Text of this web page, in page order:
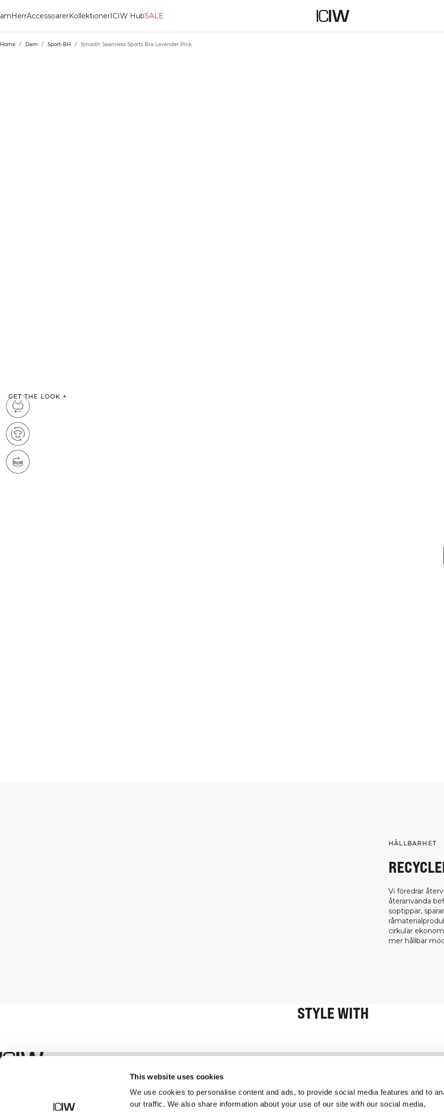
This website uses cookies
We use cookies to personalise content and ads, to provide social media features and to
our traffic. We also share information about your use of our site with our social media,
HerrAccessoarerKollektionerICIW HubSALE
Home / Dam / Sport-BH / Smooth Seamless Sports Bra Lavender Pink
GET THE LOOK +
HÅLLBARHET
Vi föredrar
återanvända
soptippar,
cirkulär
mer hållbar
STYLE WITH